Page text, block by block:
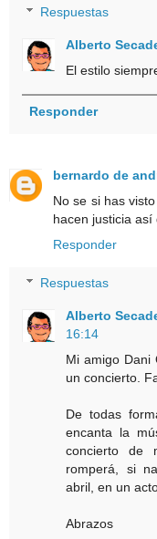
Respuestas
Alberto
El estilo
Responder
bernardo de
No se si has
hacen justicia
Responder
Respuestas
Alberto
16:14
Mi amigo Dani
un concierto.
De todas
encanta la
concierto de
romperá, si
abril, en un
Abrazos